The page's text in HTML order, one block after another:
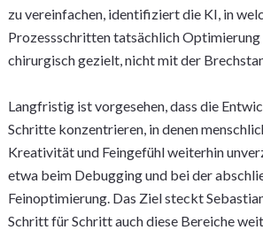
zu vereinfachen, identifiziert die KI, in
Prozessschritten tatsächlich Optimierung
chirurgisch gezielt, nicht mit der
Langfristig ist vorgesehen, dass die
Schritte konzentrieren, in denen
Kreativität und Feingefühl weiterhin
etwa beim Debugging und bei der
Feinoptimierung. Das Ziel steckt
Schritt für Schritt auch diese Bereiche